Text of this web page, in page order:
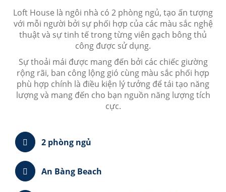
Loft House là ngôi nhà có 2 phòng ngủ, tạo ấn tượng
với mỗi người bởi sự phối hợp của các màu sắc nghệ
thuật và sự tinh tế trong từng viên gạch bông thủ
công được sử dụng.
Sự thoải mái được mang đến bởi các chiếc giường
rộng rãi, ban công lộng gió cùng màu sắc phối hợp
phù hợp chính là điều kiện lý tưởng để tái tạo năng
lượng và mang đến cho bạn nguồn năng lượng tích
cực.
2 phòng ngủ
An Bàng Beach